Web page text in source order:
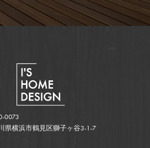
0073
県横浜市鶴見区獅子ヶ谷3-1-7